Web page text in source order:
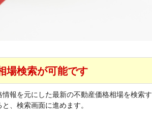
場検索が可能です
報を元にした最新の不動産価格相場を検索す
、検索画面に進めます。